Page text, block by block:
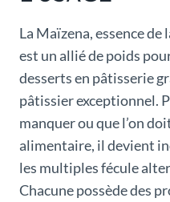
La Maïzena, essence de
est un allié de poids
desserts en pâtisserie
pâtissier exceptionnel.
manquer ou que l’on
alimentaire, il devient
les multiples fécule
Chacune possède des